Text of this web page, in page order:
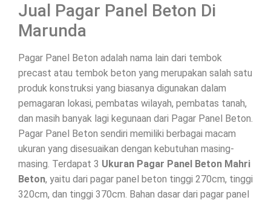
Jual Pagar Panel Beton Di
Marunda
Pagar Panel Beton adalah nama lain dari tembok
precast atau tembok beton yang merupakan salah satu
produk konstruksi yang biasanya digunakan dalam
pemagaran lokasi, pembatas wilayah, pembatas tanah,
dan masih banyak lagi kegunaan dari Pagar Panel Beton.
Pagar Panel Beton sendiri memiliki berbagai macam
ukuran yang disesuaikan dengan kebutuhan masing-
masing. Terdapat 3 Ukuran Pagar Panel Beton Mahri
Beton, yaitu dari pagar panel beton tinggi 270cm, tinggi
320cm, dan tinggi 370cm. Bahan dasar dari pagar panel